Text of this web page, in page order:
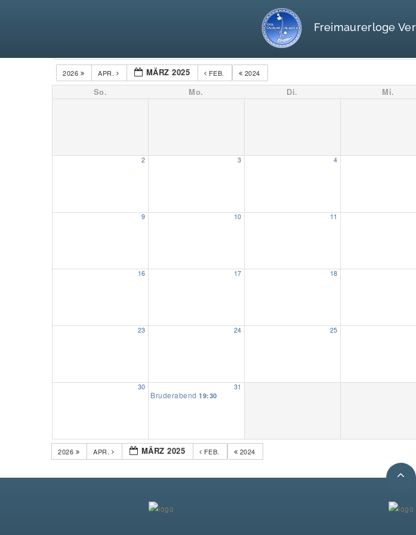
Freimaurerloge
2024
FEB.
MÄRZ 2025
APR.
2026
So. Mo. Di. Mi.
2 3 4
9 10 11
16 17 18
23 24 25
30 31
Bruderabend 19:30
2024
FEB.
MÄRZ 2025
APR.
2026